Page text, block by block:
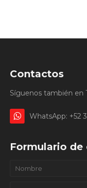
Contactos
Síguenos también en
WhatsApp: +52
Formulario